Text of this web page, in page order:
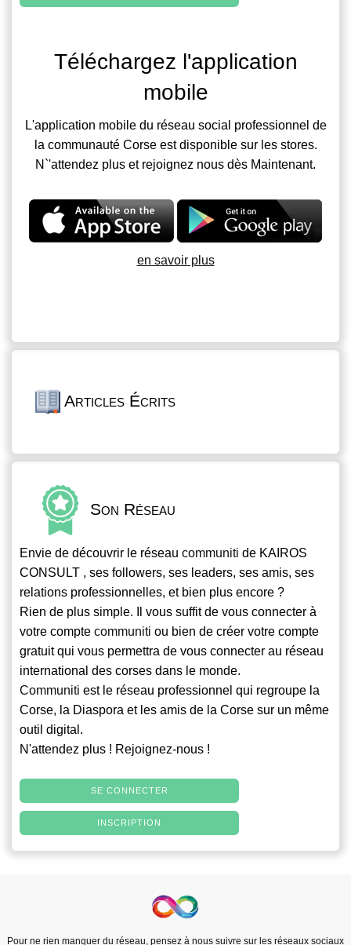
Téléchargez l'application
mobile
L'application mobile du réseau social professionnel de
la communauté Corse est disponible sur les stores.
N`'attendez plus et rejoignez nous dès Maintenant.
en savoir plus
Articles Écrits
Son Réseau
Envie de découvrir le réseau communiti de KAIROS
CONSULT , ses followers, ses leaders, ses amis, ses
relations professionnelles, et bien plus encore ?
Rien de plus simple. Il vous suffit de vous connecter à
votre compte communiti ou bien de créer votre compte
gratuit qui vous permettra de vous connecter au réseau
international des corses dans le monde.
Communiti est le réseau professionnel qui regroupe la
Corse, la Diaspora et les amis de la Corse sur un même
outil digital.
N'attendez plus ! Rejoignez-nous !
SE CONNECTER
INSCRIPTION
Pour ne rien manquer du réseau, pensez à nous suivre sur les réseaux sociaux